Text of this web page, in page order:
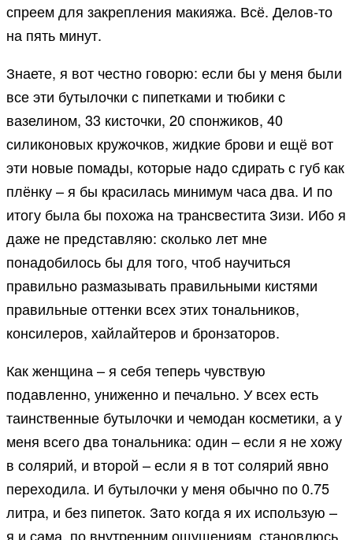
спреем для закрепления макияжа. Всё. Делов-то
на пять минут.
Знаете, я вот честно говорю: если бы у меня были
все эти бутылочки с пипетками и тюбики с
вазелином, 33 кисточки, 20 спонжиков, 40
силиконовых кружочков, жидкие брови и ещё вот
эти новые помады, которые надо сдирать с губ как
плёнку – я бы красилась минимум часа два. И по
итогу была бы похожа на трансвестита Зизи. Ибо я
даже не представляю: сколько лет мне
понадобилось бы для того, чтоб научиться
правильно размазывать правильными кистями
правильные оттенки всех этих тональников,
консилеров, хайлайтеров и бронзаторов.
Как женщина – я себя теперь чувствую
подавленно, униженно и печально. У всех есть
таинственные бутылочки и чемодан косметики, а у
меня всего два тональника: один – если я не хожу
в солярий, и второй – если я в тот солярий явно
переходила. И бутылочки у меня обычно по 0.75
литра, и без пипеток. Зато когда я их использую –
я и сама, по внутренним ощущениям, становлюсь